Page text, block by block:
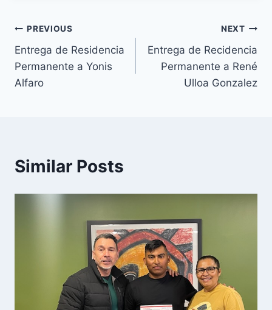
PREVIOUS
Entrega de Residencia
Permanente a Yonis
Alfaro
NEXT
Entrega de Recidencia
Permanente a René
Ulloa Gonzalez
Similar Posts